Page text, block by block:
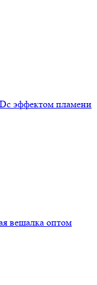
эффектом пламени
вешалка оптом